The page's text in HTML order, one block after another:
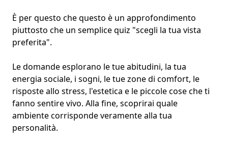
È per questo che questo è un approfondimento
piuttosto che un semplice quiz "scegli la tua vista
preferita".
Le domande esplorano le tueabitudini, la tua
energia sociale, i sogni, le tuezone di comfort, le
risposte allo stress, l'estetica e le piccole cose che ti
fanno sentire vivo. Alla fine, scoprirai quale
ambiente corrisponde veramente alla tua
personalità.